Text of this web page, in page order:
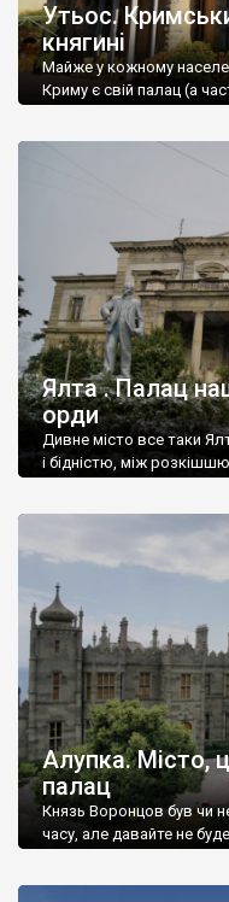
Утьос.
княгині
Майже у кожному
Криму є свій палац (а
Ялта . Палац
орди
Дивне місто все таки
і бідністю, між
Алупка. Місто,
палац
Князь Воронцов був чи
часу, але давайте не